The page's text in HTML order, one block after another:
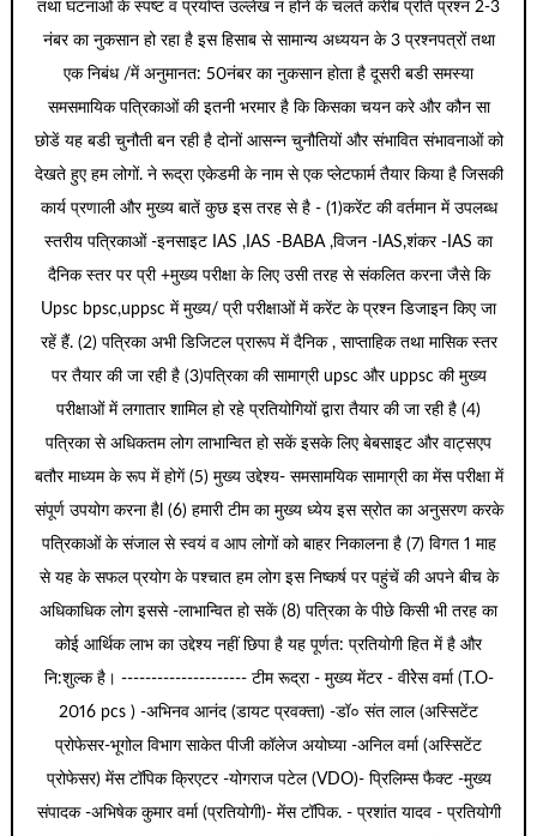
तथा घटनाओं के स्पष्ट व प्रर्याप्त उल्लेख न होने के चलते करीब प्रति प्रश्न 2-3
नंबर का नुकसान हो रहा है इस हिसाब से सामान्य अध्ययन के 3 प्रश्नपत्रों तथा
एक निबंध /में अनुमानत: 50नंबर का नुकसान होता है दूसरी बडी समस्या
समसमायिक पत्रिकाओं की इतनी भरमार है कि किसका चयन करे और कौन सा
छोडें यह बडी चुनौती बन रही है दोनों आसन्न चुनौतियों और संभावित संभावनाओं को
देखते हुए हम लोगों. ने रूद्रा एकेडमी के नाम से एक प्लेटफार्म तैयार किया है जिसकी
कार्य प्रणाली और मुख्य बातें कुछ इस तरह से है - (1)करेंट की वर्तमान में उपलब्ध
स्तरीय पत्रिकाओं -इनसाइट IAS ,IAS -BABA ,विजन -IAS,शंकर -IAS का
दैनिक स्तर पर प्री +मुख्य परीक्षा के लिए उसी तरह से संकलित करना जैसे कि
Upsc bpsc,uppsc में मुख्य/ प्री परीक्षाओं में करेंट के प्रश्न डिजाइन किए जा
रहें हैं. (2) पत्रिका अभी डिजिटल प्रारूप में दैनिक , साप्ताहिक तथा मासिक स्तर
पर तैयार की जा रही है (3)पत्रिका की सामाग्री upsc और uppsc की मुख्य
परीक्षाओं में लगातार शामिल हो रहे प्रतियोगियों द्वारा तैयार की जा रही है (4)
पत्रिका से अधिकतम लोग लाभान्वित हो सकें इसके लिए बेबसाइट और वाट्सएप
बतौर माध्यम के रूप में होगें (5) मुख्य उद्देश्य- समसामयिक सामाग्री का मेंस परीक्षा में
संपूर्ण उपयोग करना हैl (6) हमारी टीम का मुख्य ध्येय इस स्रोत का अनुसरण करके
पत्रिकाओं के संजाल से स्वयं व आप लोगों को बाहर निकालना है (7) विगत 1 माह
से यह के सफल प्रयोग के पश्चात हम लोग इस निष्कर्ष पर पहुंचें की अपने बीच के
अधिकाधिक लोग इससे -लाभान्वित हो सकें (8) पत्रिका के पीछे किसी भी तरह का
कोई आर्थिक लाभ का उद्देश्य नहीं छिपा है यह पूर्णत: प्रतियोगी हित में है और
नि:शुल्क है। --------------------- टीम रूद्रा - मुख्य मेंटर - वीरेेस वर्मा (T.O-
2016 pcs ) -अभिनव आनंद (डायट प्रवक्ता) -डॉ० संत लाल (अस्सिटेंट
प्रोफेसर-भूगोल विभाग साकेत पीजी कॉलेज अयोघ्या -अनिल वर्मा (अस्सिटेंट
प्रोफेसर) मेंस टॉपिक क्रिएटर -योगराज पटेल (VDO)- प्रिलिम्स फैक्ट -मुख्य
संपादक -अभिषेक कुमार वर्मा (प्रतियोगी)- मेंस टॉपिक. - प्रशांत यादव - प्रतियोगी